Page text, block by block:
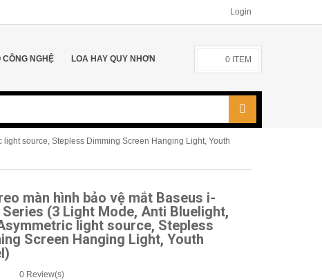
Login
CÔNG NGHỆ LOA HAY QUY NHƠN 0 ITEM
source, Stepless Dimming Screen Hanging Light, Youth
màn hình bảo vệ mắt Baseus i-
(3 Light Mode, Anti Bluelight,
light source, Stepless
Screen Hanging Light, Youth
0Review(s)